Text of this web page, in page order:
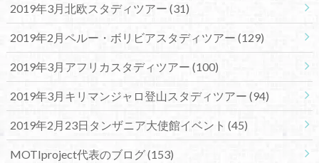
2019年3月北欧スタディツアー (31)
2019年2月ペルー・ボリビアスタディツアー (129)
2019年3月アフリカスタディツアー (100)
2019年3月キリマンジャロ登山スタディツアー (94)
2019年2月23日タンザニア大使館イベント (45)
MOTIproject代表のブログ(153)